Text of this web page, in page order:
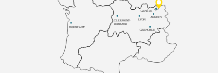
BORDEAUX
CLERMONT-
FERRAND
LYON
ANNECY
GRENOBLE
GENÈVE